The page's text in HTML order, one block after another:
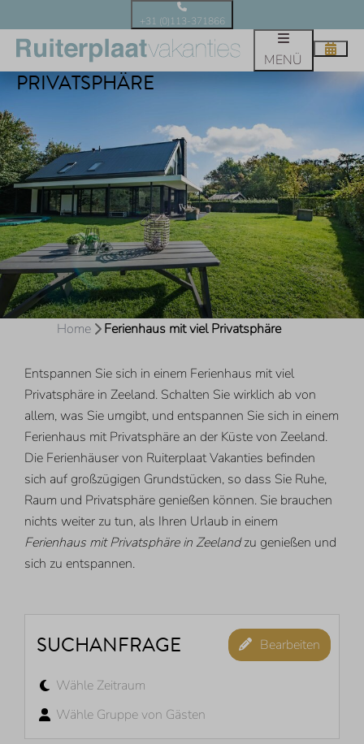
+31 (0)113-371866
MENÜ
FERIENHAUS MIT VIEL
PRIVATSPHÄRE
Home Ferienhaus mit viel Privatsphäre
Entspannen Sie sich in einem Ferienhaus mit viel
Privatsphäre in Zeeland. Schalten Sie wirklich ab von
allem, was Sie umgibt, und entspannen Sie sich in einem
Ferienhaus mit Privatsphäre an der Küste von Zeeland.
Die Ferienhäuser von Ruiterplaat Vakanties befinden
sich auf großzügigen Grundstücken, so dass Sie Ruhe,
Raum und Privatsphäre genießen können. Sie brauchen
nichts weiter zu tun, als Ihren Urlaub in einem
Ferienhaus mit Privatsphäre in Zeelandzu genießen und
sich zu entspannen.
SUCHANFRAGE Bearbeiten
Wähle Zeitraum
Wähle Gruppe von Gästen